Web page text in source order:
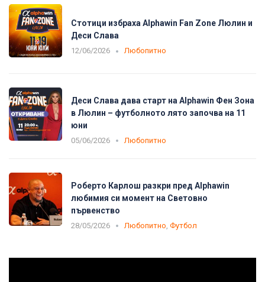
Стотици избраха Alphawin Fan Zone Люлин и
Деси Слава
12/06/2026 Любопитно
Деси Слава дава старт на Alphawin Фен Зона
в Люлин – футболното лято започва на 11
юни
05/06/2026 Любопитно
Роберто Карлош разкри пред Alphawin
любимия си момент на Световно
първенство
28/05/2026 Любопитно Футбол